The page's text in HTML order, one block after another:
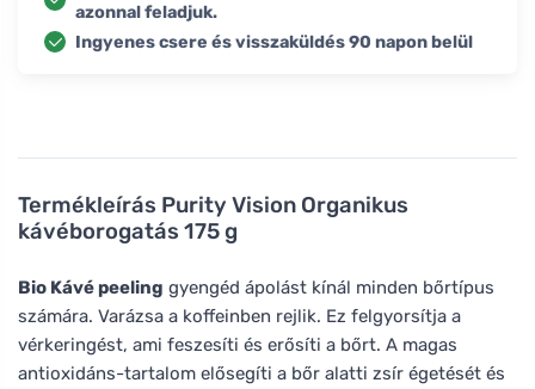
Termékleírás Purity Vision Organikus
kávéborogatás 175 g
Bio Kávé peeling gyengéd ápolást kínál minden bőrtípus
számára. Varázsa a koffeinben rejlik. Ez felgyorsítja a
vérkeringést, ami feszesíti és erősíti a bőrt. A magas
antioxidáns-tartalom elősegíti a bőr alatti zsír égetését és
azonnal feladjuk.
Ingyenes csere és visszaküldés 90 napon belül